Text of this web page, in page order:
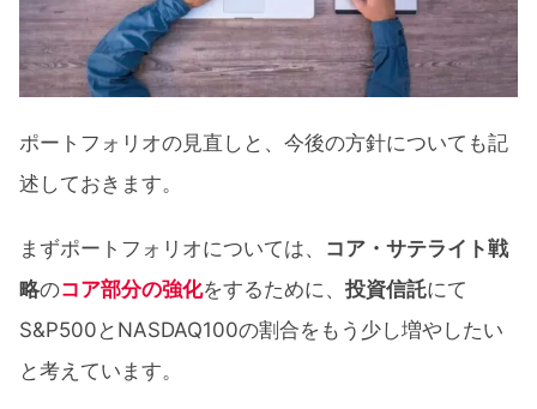
ポートフォリオの見直しと、今後の方針についても記
述しておきます。
まずポートフォリオについては、 コア・サテライト戦
略のコア部分の強化をするために、 投資信託にて
S&P500とNASDAQ100の割合をもう少し増やしたい
と考えています。